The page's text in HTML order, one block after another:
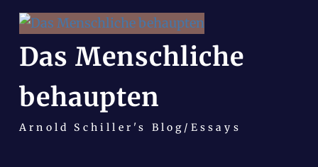
Das Menschliche
behaupten
Arnold Schiller's Blog/Essays